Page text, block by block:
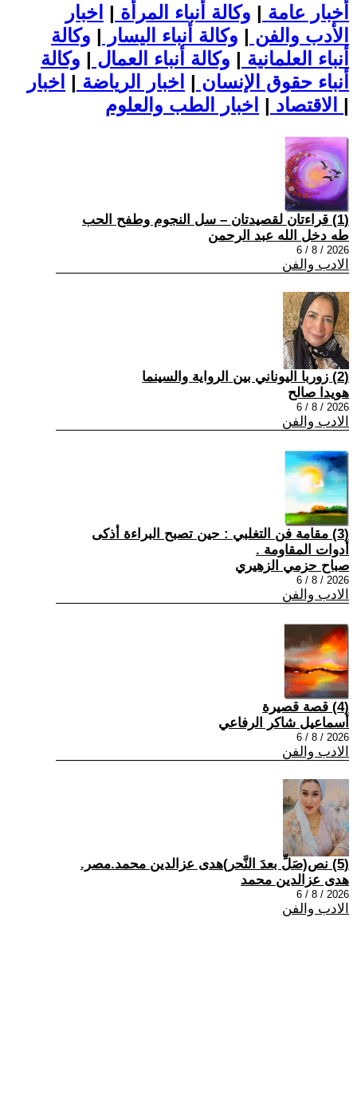
أخبار عامة | وكالة أنباء المرأة | اخبار
الأدب والفن | وكالة أنباء اليسار | وكالة
أنباء العلمانية | وكالة أنباء العمال | وكالة
أنباء حقوق الإنسان | اخبار الرياضة | اخبار
الاقتصاد | |
(1) قراءتان لقصيدتان – سل النجوم وطفح الحب
طه دخل الله عبد الرحمن
2026 / 8 / 6
الادب والفن
(2) زوربا اليوناني بين الرواية والسينما
هويدا صالح
2026 / 8 / 6
الادب والفن
(3) مقامة فن التغلبي : حين تصبح البراءة أذكى
أدوات المقاومة .
صباح حزمي الزهيري
2026 / 8 / 6
الادب والفن
(4) قصة قصيرة
أسماعيل شاكر الرفاعي
2026 / 8 / 6
الادب والفن
(5) نص(صَلِّ بعدَ النَّحر)هدى عزالدين محمد.مصر.
هدى عزالدين محمد
2026 / 8 / 6
الادب والفن